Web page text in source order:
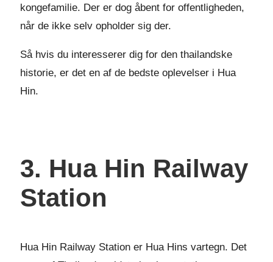
kongefamilie. Der er dog åbent for offentligheden,
når de ikke selv opholder sig der.
Så hvis du interesserer dig for den thailandske
historie, er det en af de bedste oplevelser i Hua
Hin.
3. Hua Hin Railway
Station
Hua Hin Railway Station er Hua Hins vartegn. Det